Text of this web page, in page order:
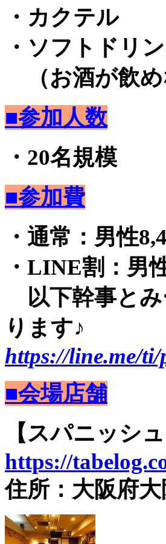
・カクテル
・ソフトドリ
（お酒が飲め
■参加人数
・20名規模
■参加費
・通常：男性
・LINE割：男
以下幹事とみ
ります♪
https://line.me/
■会場店舗
【スパニッシ
https://
住所：大阪府